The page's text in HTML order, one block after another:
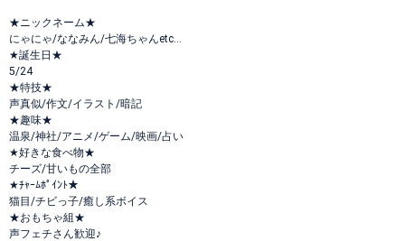
★ニックネーム★
にゃにゃ/ななみん/七海ちゃんetc...
★誕生日★
5/24
★特技★
声真似/作文/イラスト/暗記
★趣味★
温泉/神社/アニメ/ゲーム/映画/占い
★好きな食べ物★
チーズ/甘いもの全部
★ﾁｬｰﾑﾎﾟｲﾝﾄ★
猫目/チビっ子/癒し系ボイス
★おもちゃ組★
声フェチさん歓迎♪